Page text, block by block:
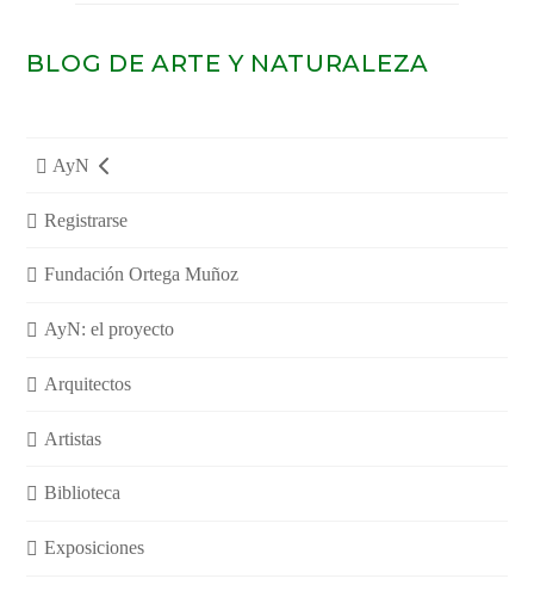
BLOG DE ARTE Y NATURALEZA
AyN
Registrarse
Fundación Ortega Muñoz
AyN: el proyecto
Arquitectos
Artistas
Biblioteca
Exposiciones